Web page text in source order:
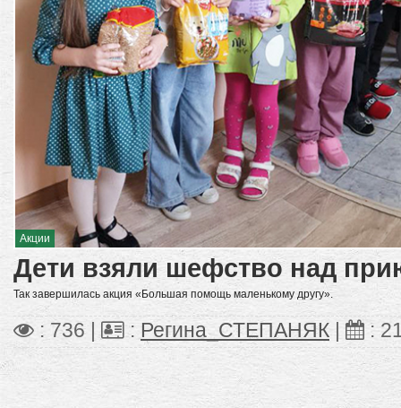
Акции
Дети взяли шефство над
Так завершилась акция «Большая помощь маленькому другу».
: 736 | : Регина_СТЕПАНЯК :